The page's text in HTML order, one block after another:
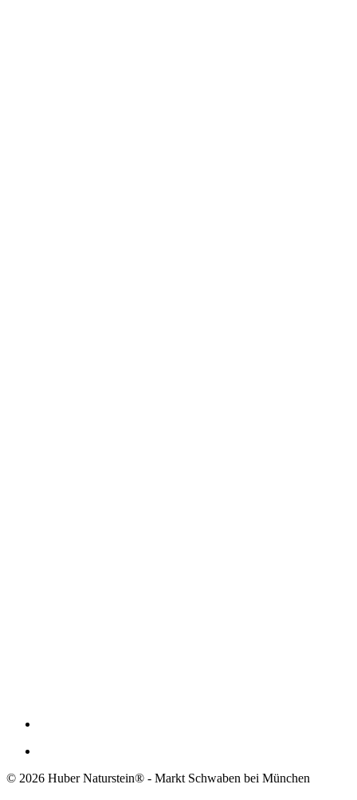
© 2026 Huber Naturstein® - Markt Schwaben bei München